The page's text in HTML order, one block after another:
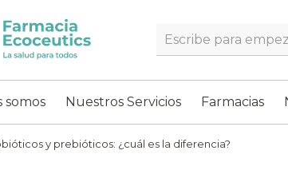
Search…
somos Nuestros Servicios Farmacias
y prebióticos: ¿cuál es la diferencia?